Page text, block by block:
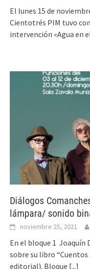
El lunes 15 de
Cientotrés PIM tuvo
intervención «Agua en
Diálogos
lámpara/ sonido
noviembre 25, 2021
En el bloque 1 Joaquín
sobre su libro
editorial). Bloque [...]